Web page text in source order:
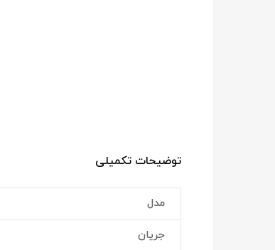
توضیحات تکمیلی
مدل
جریان